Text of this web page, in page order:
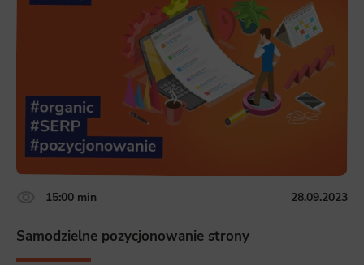
15:00 min 28.09.2023
Samodzielne pozycjonowanie strony